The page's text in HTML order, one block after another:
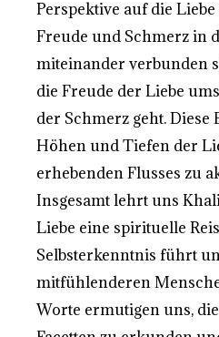
Perspektive auf die Liebe
Freude und Schmerz in
miteinander verbunden
die Freude der Liebe
der Schmerz geht.
Höhen und Tiefen der
erhebenden Flusses zu
Insgesamt lehrt uns
Liebe eine spirituelle
Selbsterkenntnis führt
mitfühlenderen
Worte ermutigen uns,